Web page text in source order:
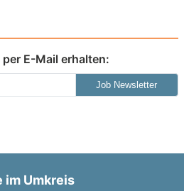
E-Mail erhalten:
Job Newsletter
im Umkreis